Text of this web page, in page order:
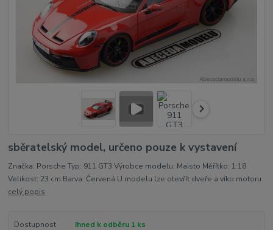
sběratelský model, určeno pouze k vystavení
Značka: Porsche Typ: 911 GT3 Výrobce modelu: Maisto Měřítko: 1:18
Velikost: 23 cm Barva: Červená U modelu lze otevřít dveře a víko motoru
celý popis
Dostupnost
Ihned k odběru 1 ks